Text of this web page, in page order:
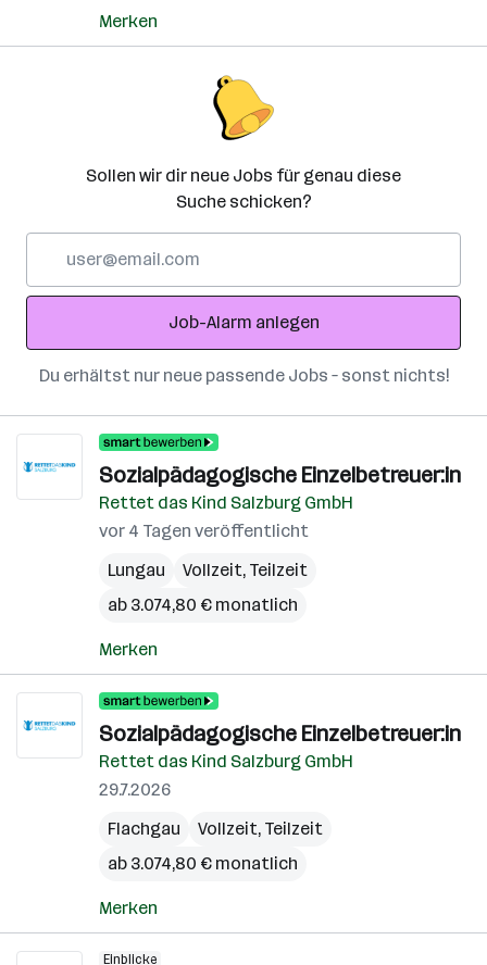
Merken
Sollen wir dir neue Jobs für genau diese
Suche schicken?
Adresse
Job-Alarm anlegen
Du erhältst nur neue passende Jobs – sonst nichts!
Sozialpädagogische Einzelbetreuer:in
Rettet das Kind Salzburg GmbH
vor 4 Tagen veröffentlicht
Lungau
Vollzeit, Teilzeit
ab 3.074,80 € monatlich
Merken
Sozialpädagogische Einzelbetreuer:in
Rettet das Kind Salzburg GmbH
29.7.2026
Flachgau
Vollzeit, Teilzeit
ab 3.074,80 € monatlich
Merken
Einblicke